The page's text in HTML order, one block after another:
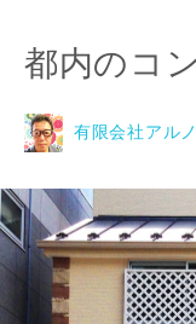
都内のコ
有限会社アル